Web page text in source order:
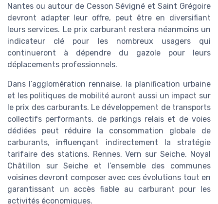
Nantes ou autour de Cesson Sévigné et Saint Grégoire
devront adapter leur offre, peut être en diversifiant
leurs services. Le prix carburant restera néanmoins un
indicateur clé pour les nombreux usagers qui
continueront à dépendre du gazole pour leurs
déplacements professionnels.
Dans l’agglomération rennaise, la planification urbaine
et les politiques de mobilité auront aussi un impact sur
le prix des carburants. Le développement de transports
collectifs performants, de parkings relais et de voies
dédiées peut réduire la consommation globale de
carburants, influençant indirectement la stratégie
tarifaire des stations. Rennes, Vern sur Seiche, Noyal
Châtillon sur Seiche et l’ensemble des communes
voisines devront composer avec ces évolutions tout en
garantissant un accès fiable au carburant pour les
activités économiques.